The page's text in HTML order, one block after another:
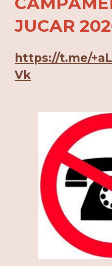
JUCAR
https://t.me/
Vk